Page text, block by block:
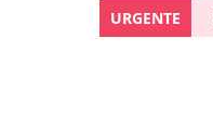
URGENTE